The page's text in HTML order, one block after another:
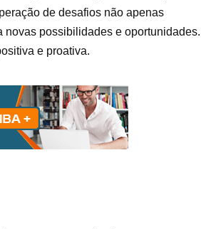
de desafios não apenas
possibilidades e oportunidades.
e proativa.